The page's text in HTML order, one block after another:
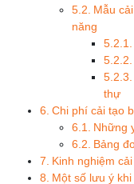
Mẫu
năng
thự
Chi phí cải tạo
Những
Bảng
Kinh nghiệm
Một số lưu ý